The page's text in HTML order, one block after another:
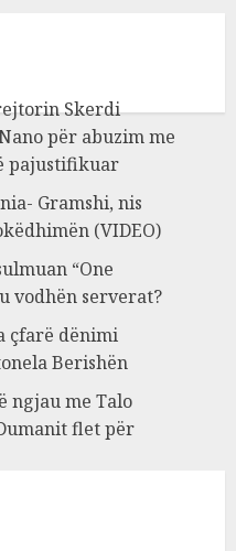
Skerdi
për abuzim me
pajustifikuar
Gramshi, nis
(VIDEO)
“One
vodhën serverat?
çfarë dënimi
Berishën
ngjau me Talo
flet për